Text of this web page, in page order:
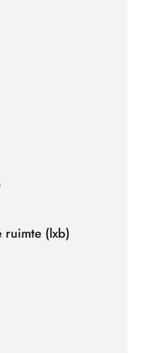
ruimte (lxb)